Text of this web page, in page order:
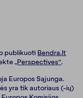
publikuoti Bendra.lt
„Perspectives“.
Europos Sąjunga.
yra tik autoriaus (-ių)